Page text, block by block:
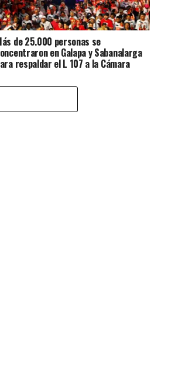
de 25.000 personas se
en Galapa y Sabanalarga
respaldar el L 107 a la Cámara